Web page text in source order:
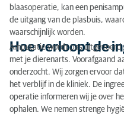
blaasoperatie, kan een
de uitgang van de plasbuis,
waarschijnlijk worden.
Hoe verloopt de
Amputatie wordt pas uitgevoerd
met je dierenarts. Voorafgaand
onderzocht. Wij zorgen ervoor
het verblijf in de kliniek. De
operatie informeren wij je over
ophalen. We nemen strenge